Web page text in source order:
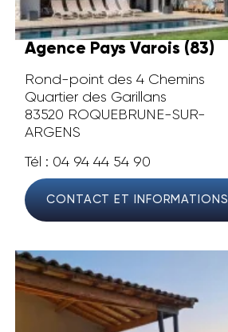
Agence Pays Varois (83)
Rond-point des 4 Chemins
Quartier des Garillans
83520 ROQUEBRUNE-SUR-
ARGENS
Tél : 04 94 44 54 90
CONTACT ET INFORMATIONS